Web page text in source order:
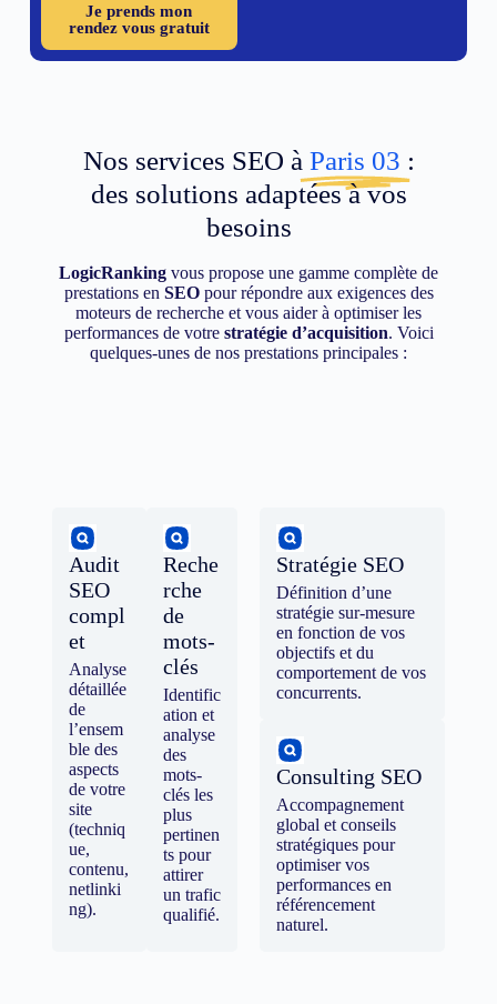
Je prends mon
rendez vous gratuit
Nos services SEO à Paris 03 :
des solutions adaptées à vos
besoins
LogicRanking vous propose une gamme complète de
prestations en SEOpour répondre aux exigences des
moteurs de recherche et vous aider à optimiser les
performances de votre stratégie d’acquisition. Voici
quelques-unes de nos prestations principales :
Audit
SEO
compl
et
Analyse
détaillée
de
l’ensem
ble des
aspects
de votre
site
(techniq
ue,
contenu,
netlinki
ng).
Reche
rche
de
mots-
clés
Identific
ation et
analyse
des
mots-
clés les
plus
pertinen
ts pour
attirer
un trafic
qualifié.
Stratégie SEO
Définition d’une
stratégie sur-mesure
en fonction de vos
objectifs et du
comportement de vos
concurrents.
Consulting SEO
Accompagnement
global et conseils
stratégiques pour
optimiser vos
performances en
référencement
naturel.